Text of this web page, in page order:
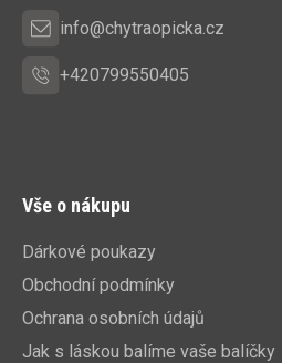
info@chytraopicka.cz
+420799550405
Vše o nákupu
Dárkové poukazy
Obchodní podmínky
Ochrana osobních údajů
Jak s láskou balíme vaše balíčky